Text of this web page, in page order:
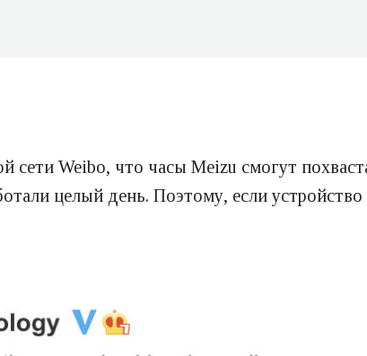
сети Weibo, что часы Meizu смогут
целый день. Поэтому, если